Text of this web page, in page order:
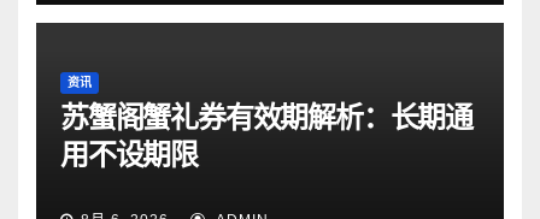
资讯
苏蟹阁蟹礼券有效期解析：长期通
用不设期限